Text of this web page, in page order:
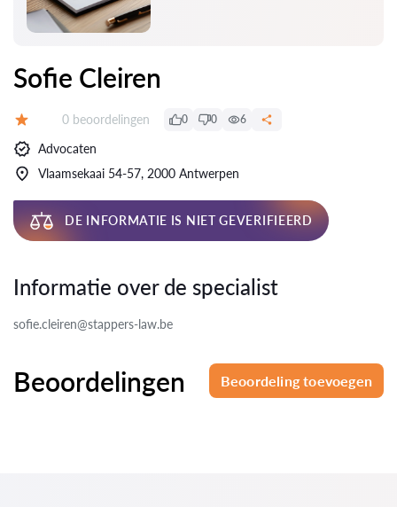
Sofie Cleiren
Beoordelingen:
0 beoordelingen 0 0 6
Advocaten
Vlaamsekaai 54-57, 2000 Antwerpen
DE INFORMATIE IS NIET GEVERIFIEERD
Informatie over de specialist
sofie.cleiren@stappers-law.be
Beoordelingen Beoordeling toevoegen